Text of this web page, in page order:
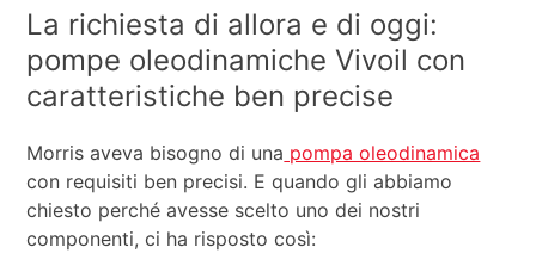
La richiesta di allora e di oggi:
pompe oleodinamiche Vivoil con
caratteristiche ben precise
Morris aveva bisogno di una pompa oleodinamica
con requisiti ben precisi. E quando gli abbiamo
chiesto perché avesse scelto uno dei nostri
componenti, ci ha risposto così: